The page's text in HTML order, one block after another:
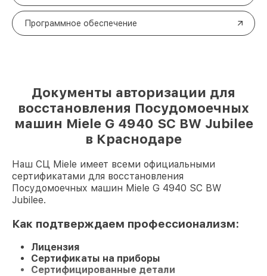
Программное обеспечение
Документы авторизации для
восстановления Посудомоечных
машин Miele G 4940 SC BW Jubilee
в Краснодаре
Наш СЦ Miele имеет всеми официальными
сертификатами для восстановления
Посудомоечных машин Miele G 4940 SC BW
Jubilee.
Как подтверждаем профессионализм:
Лицензия
Сертификаты на приборы
Сертифицированные детали